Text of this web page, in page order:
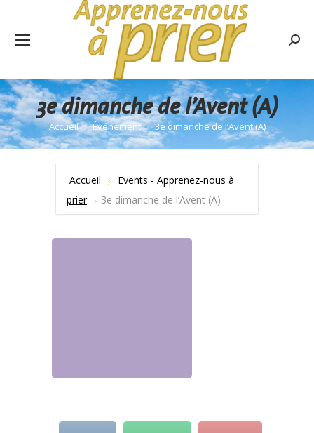
3e dimanche de l’Avent (A)
Vous êtes ici :
Accueil Événement 3e dimanche de l’Avent (A)
Accueil
Events - Apprenez-nous à
prier
3e dimanche de l’Avent (A)